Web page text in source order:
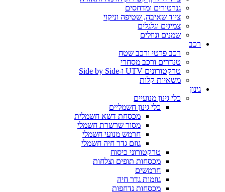
גנרטורים ומדחסים
ציוד שאיבה, שטיפה וניקוי
צמיגים וגלגלים
שמנים ונוזלים
רכב
רכב פרטי ורכב שטח
טנדרים ורכב מסחרי
טרקטורונים UTV ו-Side by Side
משאיות קלות
גינון
כלי גינון מנועיים
כלי גינון חשמליים
מכסחת דשא חשמלית
מסור שרשרת חשמלי
חרמש מנועי חשמלי
גוזם גדר חיה חשמלי
טרקטורוני כיסוח
מכסחות תופים וצלחות
חרמשים
גוזמות גדר חיה
מכסחות נדחפות